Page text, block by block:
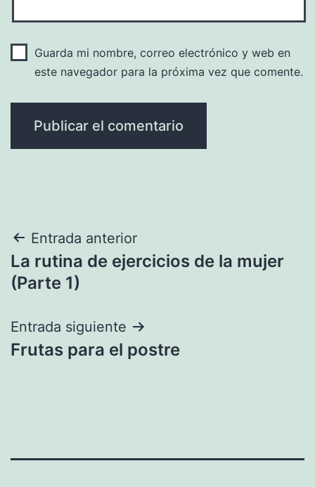
Guarda mi nombre, correo electrónico y web en
este navegador para la próxima vez que comente.
Navegación
de
Entrada anterior
La rutina de ejercicios de la mujer
(Parte 1)
Entrada siguiente
Frutas para el postre